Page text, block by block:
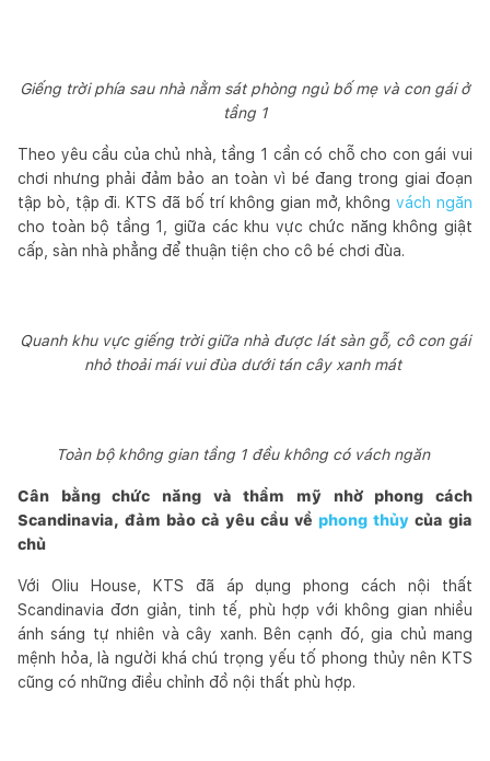
Giếng trời phía sau nhà nằm sát phòng ngủ bố mẹ và con gái ở
tầng 1
Theo yêu cầu của chủ nhà, tầng 1 cần có chỗ cho con gái vui
chơi nhưng phải đảm bảo an toàn vì bé đang trong giai đoạn
tập bò, tập đi. KTS đã bố trí không gian mở, khôngvách ngăn
cho toàn bộ tầng 1, giữa các khu vực chức năng không giật
cấp, sàn nhà phẳng để thuận tiện cho cô bé chơi đùa.
Quanh khu vực giếng trời giữa nhà được lát sàn gỗ, cô con gái
nhỏ thoải mái vui đùa dưới tán cây xanh mát
Toàn bộ không gian tầng 1 đều không có vách ngăn
Cân bằng chức năng và thẩm mỹ nhờ phong cách
Scandinavia, đảm bảo cả yêu cầu về phong thủy của gia
chủ
Với Oliu House, KTS đã áp dụng phong cách nội thất
Scandinavia đơn giản, tinh tế, phù hợp với không gian nhiều
ánh sáng tự nhiên và cây xanh. Bên cạnh đó, gia chủ mang
mệnh hỏa, là người khá chú trọng yếu tố phong thủy nên KTS
cũng có những điều chỉnh đồ nội thất phù hợp.